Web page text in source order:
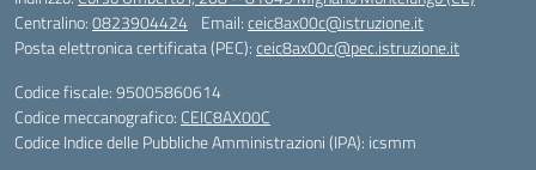
Centralino:0823904424 Email:ceic8ax00c@istruzione.it
Posta elettronica certificata (PEC):ceic8ax00c@pec.istruzione.it
Codice fiscale: 95005860614
Codice meccanografico: CEIC8AX00C
Codice Indice delle Pubbliche Amministrazioni (IPA): icsmm